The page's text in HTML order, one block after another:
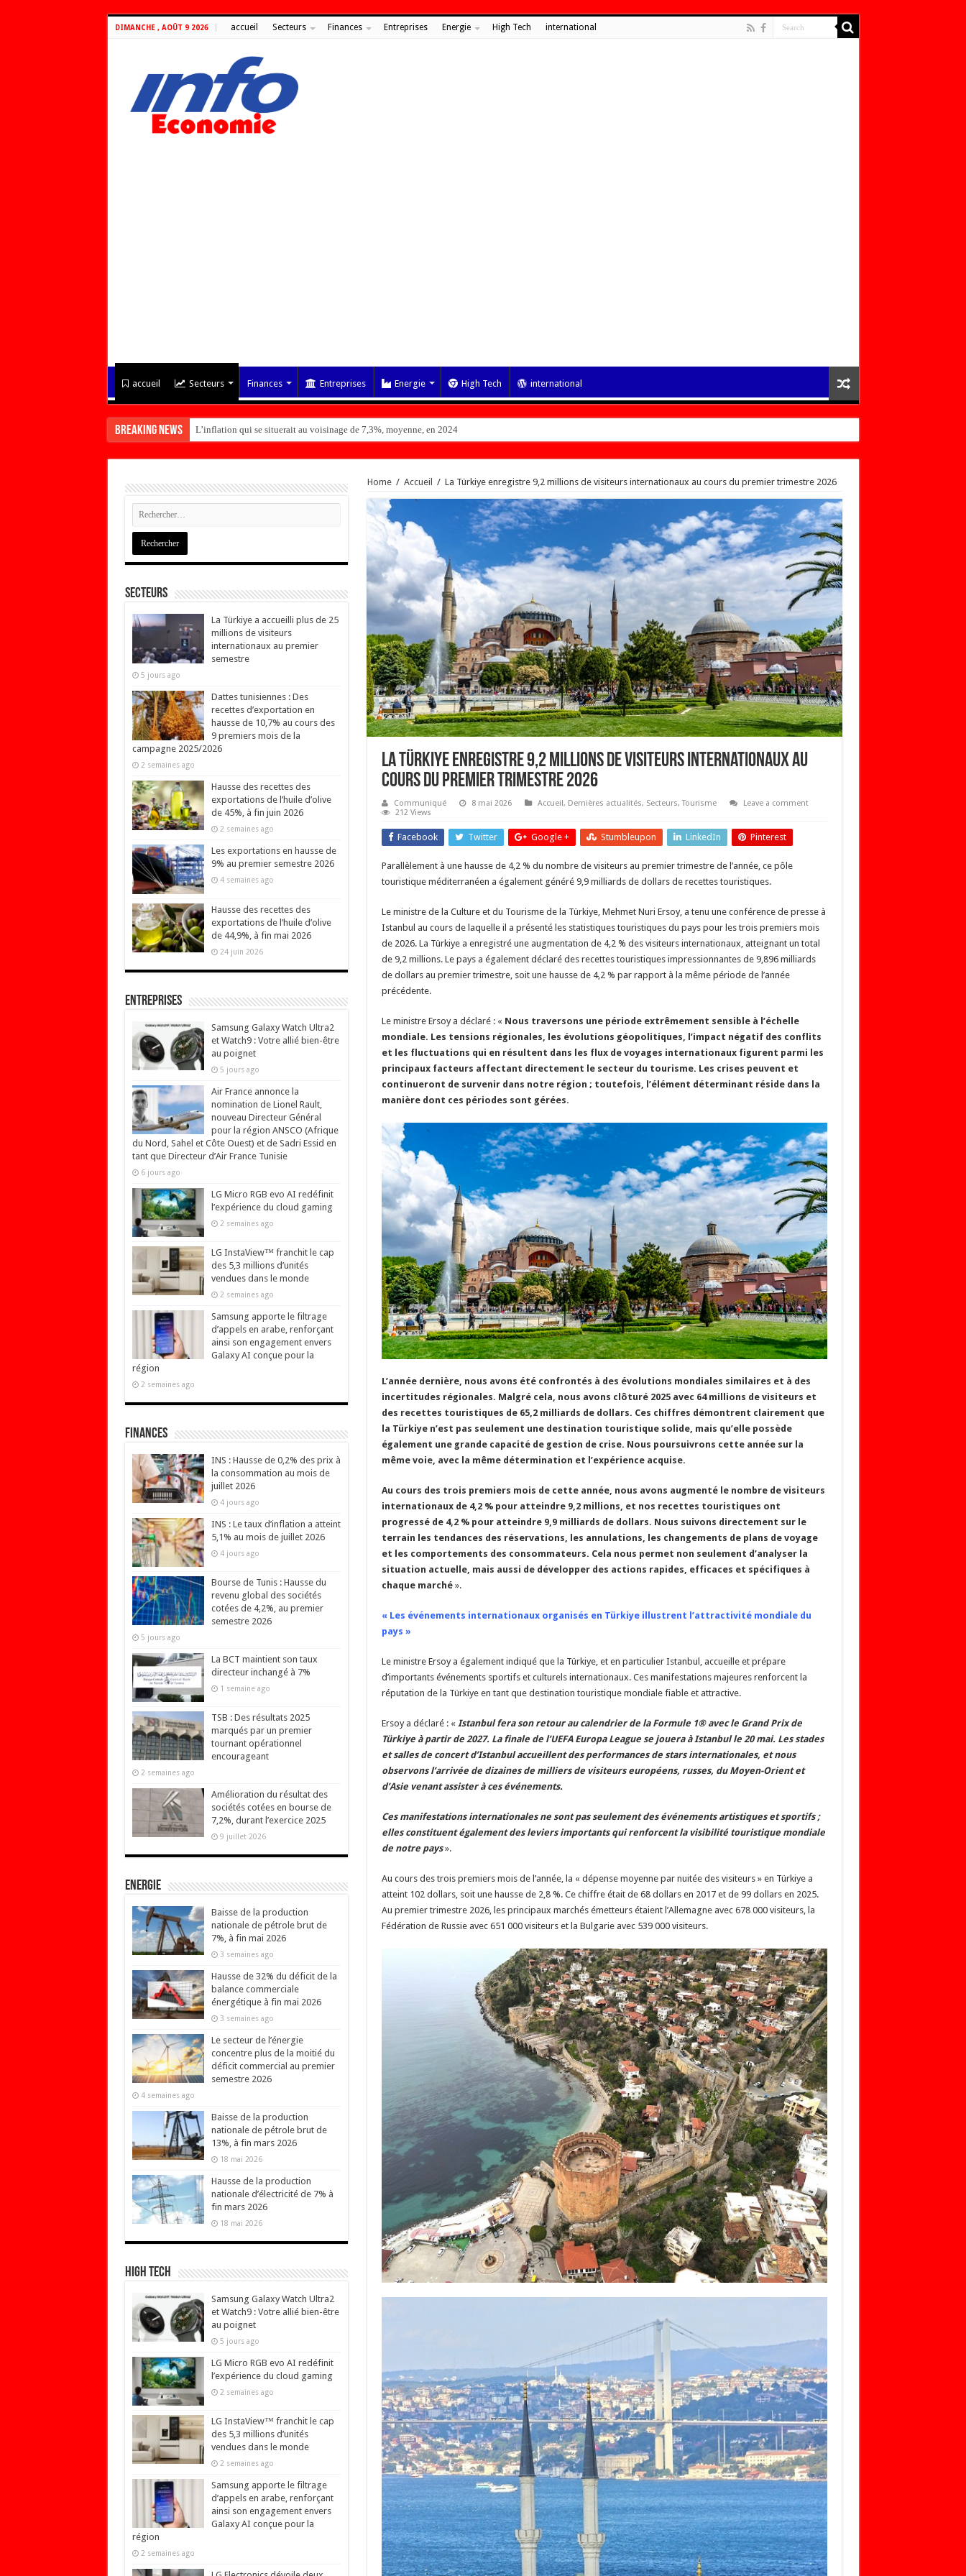
DIMANCHE , AOÛT 9 2026 accueil Secteurs Finances Entreprises Energie High Tech international
accueil Secteurs Finances Entreprises Energie High Tech international
Breaking News L’inflation qui se situerait au voisinage de 7,3%, moyenne, en 2024
Home / Accueil / La Türkiye enregistre 9,2 millions de visiteurs internationaux au cours du premier trimestre 2026
La Türkiye enregistre 9,2 millions de visiteurs internationaux au
cours du premier trimestre 2026
Communiqué 8 mai 2026 Accueil , Dernières actualités, Secteurs,Tourisme
Leave a comment
212 Views
Facebook Twitter Google + Stumbleupon LinkedIn Pinterest
Parallèlement à une hausse de 4,2 % du nombre de visiteurs au premier trimestre de l’année, ce pôle
touristique méditerranéen a également généré 9,9 milliards de dollars de recettes touristiques.
Le ministre de la Culture et du Tourisme de la Türkiye, Mehmet Nuri Ersoy, a tenu une conférence de presse à
Istanbul au cours de laquelle il a présenté les statistiques touristiques du pays pour les trois premiers mois
de 2026. La Türkiye a enregistré une augmentation de 4,2 % des visiteurs internationaux, atteignant un total
de 9,2 millions. Le pays a également déclaré des recettes touristiques impressionnantes de 9,896 milliards
de dollars au premier trimestre, soit une hausse de 4,2 % par rapport à la même période de l’année
précédente.
Le ministre Ersoy a déclaré : « Nous traversons une période extrêmement sensible à l’échelle
mondiale. Les tensions régionales, les évolutions géopolitiques, l’impact négatif des conflits
et les fluctuations qui en résultent dans les flux de voyages internationaux figurent parmi les
principaux facteurs affectant directement le secteur du tourisme. Les crises peuvent et
continueront de survenir dans notre région ; toutefois, l’élément déterminant réside dans la
manière dont ces périodes sont gérées.
L’année dernière, nous avons été confrontés à des évolutions mondiales similaires et à des
incertitudes régionales. Malgré cela, nous avons clôturé 2025 avec 64 millions de visiteurs et
des recettes touristiques de 65,2 milliards de dollars. Ces chiffres démontrent clairement que
la Türkiye n’est pas seulement une destination touristique solide, mais qu’elle possède
également une grande capacité de gestion de crise. Nous poursuivrons cette année sur la
même voie, avec la même détermination et l’expérience acquise.
Au cours des trois premiers mois de cette année, nous avons augmenté le nombre de visiteurs
internationaux de 4,2 % pour atteindre 9,2 millions, et nos recettes touristiques ont
progressé de 4,2 % pour atteindre 9,9 milliards de dollars. Nous suivons directement sur le
terrain les tendances des réservations, les annulations, les changements de plans de voyage
et les comportements des consommateurs. Cela nous permet non seulement d’analyser la
situation actuelle, mais aussi de développer des actions rapides, efficaces et spécifiques à
chaque marché».
« Les événements internationaux organisés en Türkiye illustrent l’attractivité mondiale du
pays »
Le ministre Ersoy a également indiqué que la Türkiye, et en particulier Istanbul, accueille et prépare
d’importants événements sportifs et culturels internationaux. Ces manifestations majeures renforcent la
réputation de la Türkiye en tant que destination touristique mondiale fiable et attractive.
Ersoy a déclaré : « Istanbul fera son retour au calendrier de la Formule 1® avec le Grand Prix de
Türkiye à partir de 2027. La finale de l’UEFA Europa League se jouera à Istanbul le 20 mai. Les stades
et salles de concert d’Istanbul accueillent des performances de stars internationales, et nous
observons l’arrivée de dizaines de milliers de visiteurs européens, russes, du Moyen-Orient et
d’Asie venant assister à ces événements.
Ces manifestations internationales ne sont pas seulement des événements artistiques et sportifs ;
elles constituent également des leviers importants qui renforcent la visibilité touristique mondiale
de notre pays».
Au cours des trois premiers mois de l’année, la « dépense moyenne par nuitée des visiteurs » en Türkiye a
atteint 102 dollars, soit une hausse de 2,8 %. Ce chiffre était de 68 dollars en 2017 et de 99 dollars en 2025.
Au premier trimestre 2026, les principaux marchés émetteurs étaient l’Allemagne avec 678 000 visiteurs, la
Fédération de Russie avec 651 000 visiteurs et la Bulgarie avec 539 000 visiteurs.
Secteurs
La Türkiye a accueilli plus de 25
millions de visiteurs
internationaux au premier
semestre
5 jours ago
Dattes tunisiennes : Des
recettes d’exportation en
hausse de 10,7% au cours des
9 premiers mois de la
campagne 2025/2026
2 semaines ago
Hausse des recettes des
exportations de l’huile d’olive
de 45%, à fin juin 2026
2 semaines ago
Les exportations en hausse de
9% au premier semestre 2026
4 semaines ago
Hausse des recettes des
exportations de l’huile d’olive
de 44,9%, à fin mai 2026
24 juin 2026
Entreprises
Samsung Galaxy Watch Ultra2
et Watch9 : Votre allié bien-être
au poignet
5 jours ago
Air France annonce la
nomination de Lionel Rault,
nouveau Directeur Général
pour la région ANSCO (Afrique
du Nord, Sahel et Côte Ouest) et de Sadri Essid en
tant que Directeur d’Air France Tunisie
6 jours ago
LG Micro RGB evo AI redéfinit
l’expérience du cloud gaming
2 semaines ago
LG InstaView™ franchit le cap
des 5,3 millions d’unités
vendues dans le monde
2 semaines ago
Samsung apporte le filtrage
d’appels en arabe, renforçant
ainsi son engagement envers
Galaxy AI conçue pour la
région
2 semaines ago
Finances
INS : Hausse de 0,2% des prix à
la consommation au mois de
juillet 2026
4 jours ago
INS : Le taux d’inflation a atteint
5,1% au mois de juillet 2026
4 jours ago
Bourse de Tunis : Hausse du
revenu global des sociétés
cotées de 4,2%, au premier
semestre 2026
5 jours ago
La BCT maintient son taux
directeur inchangé à 7%
1 semaine ago
TSB : Des résultats 2025
marqués par un premier
tournant opérationnel
encourageant
2 semaines ago
Amélioration du résultat des
sociétés cotées en bourse de
7,2%, durant l’exercice 2025
9 juillet 2026
Energie
Baisse de la production
nationale de pétrole brut de
7%, à fin mai 2026
3 semaines ago
Hausse de 32% du déficit de la
balance commerciale
énergétique à fin mai 2026
3 semaines ago
Le secteur de l’énergie
concentre plus de la moitié du
déficit commercial au premier
semestre 2026
4 semaines ago
Baisse de la production
nationale de pétrole brut de
13%, à fin mars 2026
18 mai 2026
Hausse de la production
nationale d’électricité de 7% à
fin mars 2026
18 mai 2026
High Tech
Samsung Galaxy Watch Ultra2
et Watch9 : Votre allié bien-être
au poignet
5 jours ago
LG Micro RGB evo AI redéfinit
l’expérience du cloud gaming
2 semaines ago
LG InstaView™ franchit le cap
des 5,3 millions d’unités
vendues dans le monde
2 semaines ago
Samsung apporte le filtrage
d’appels en arabe, renforçant
ainsi son engagement envers
Galaxy AI conçue pour la
région
2 semaines ago